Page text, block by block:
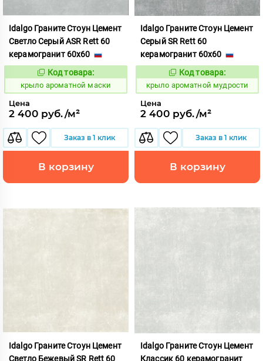
Idalgo Граните Стоун Цемент
Светло Серый ASR Rett 60
керамогранит 60x60
828422
Код товара:
крыло ароматной маски
Цена
2 400 руб./м²
Заказ в 1 клик
В корзину
Idalgo Граните Стоун Цемент
Серый SR Rett 60
керамогранит 60x60
828430
Код товара:
крыло ароматной мудрости
Цена
2 400 руб./м²
Заказ в 1 клик
В корзину
Idalgo Граните Стоун Цемент
Светло Бежевый SR Rett 60
Idalgo Граните Стоун Цемент
Классик 60 керамогранит